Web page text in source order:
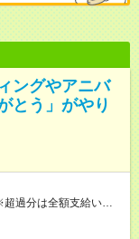
ングやアニバ
とう」がやり
過分は全額支給いたし
残業時間 45時間／月
さ：6ヶ月 雇用形態、